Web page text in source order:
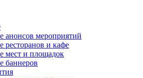
анонсов мероприятий
ресторанов и кафе
мест и площадок
баннеров